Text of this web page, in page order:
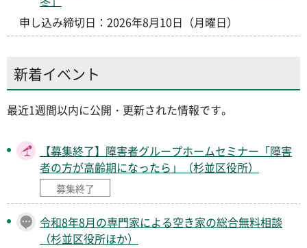
申し込み締切日：2026年8月10日（月曜日）
新着イベント
最近1週間以内に公開・更新された情報です。
【募集終了】障害者グループホームセミナー「障害
者の方が高齢期になったら」（杉並区役所）
募集終了
令和8年8月の専門家による空き家の総合無料相談
（杉並区役所ほか）